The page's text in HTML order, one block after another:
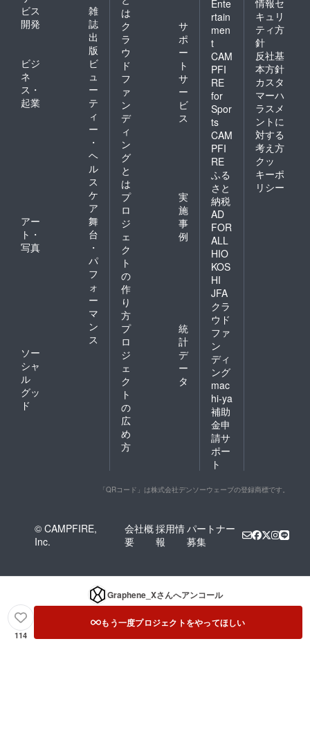
ビス
開発
雑
誌
出
版
ビジ
ネ
ス・
起業
ビ
ュ
ー
テ
ィ
ー
・
ヘ
ル
ス
ケ
ア
アー
ト・
写真
舞
台
・
パ
フ
ォ
ー
マ
ン
ス
ソー
シャ
ル
グッ
ド
は
ク
ラ
ウ
ド
フ
ァ
ン
デ
ィ
ン
グ
と
は
サ
ポ
ー
ト
サ
ー
ビ
ス
プ
ロ
ジ
ェ
ク
ト
の
作
り
方
実
施
事
例
プ
ロ
ジ
ェ
ク
ト
の
広
め
方
統
計
デ
ー
タ
Ente
rtain
men
t
CAM
PFI
RE
for
Spor
ts
CAM
PFI
RE
ふる
さと
納税
AD
FOR
ALL
HIO
KOS
HI
JFA
クラ
ウド
ファ
ン
ディ
ング
mac
hi-ya
補助
金申
請サ
ポー
ト
情報セ
キュリ
ティ方
針
反社基
本方針
カスタ
マーハ
ラスメ
ントに
対する
考え方
クッ
キーポ
リシー
「QRコード」は株式会社デンソーウェーブの登録商標です。
© CAMPFIRE,
Inc.
会社概
要
採用情
報
パートナー
募集
Graphene_Xさんへアンコール
114
もう一度プロジェクトをやってほしい